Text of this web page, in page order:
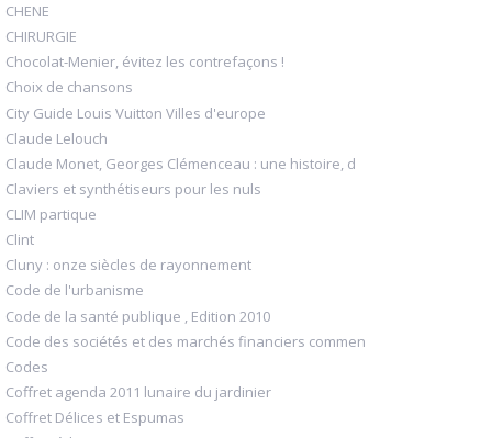
CHENE
CHIRURGIE
Chocolat-Menier, évitez les contrefaçons !
Choix de chansons
City Guide Louis Vuitton Villes d'europe
Claude Lelouch
Claude Monet, Georges Clémenceau : une histoire, d
Claviers et synthétiseurs pour les nuls
CLIM partique
Clint
Cluny : onze siècles de rayonnement
Code de l'urbanisme
Code de la santé publique , Edition 2010
Code des sociétés et des marchés financiers commen
Codes
Coffret agenda 2011 lunaire du jardinier
Coffret Délices et Espumas